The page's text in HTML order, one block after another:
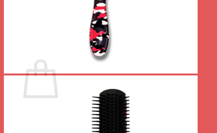
Votre panier est vide.
Retour à la boutique
Votre panier est vide.
Retour à la boutique